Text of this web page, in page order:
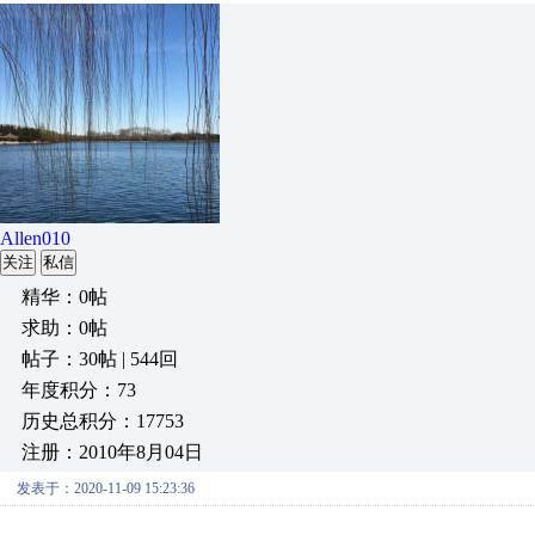
Allen010
关注 私信
精华：0帖
求助：0帖
帖子：30帖 | 544回
年度积分：73
历史总积分：17753
注册：2010年8月04日
发表于：2020-11-09 15:23:36